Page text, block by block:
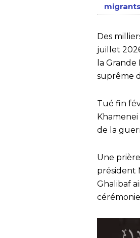
migrants
Des
juillet
la
suprême
Tué fin
de la
Une
président
Ghalibaf